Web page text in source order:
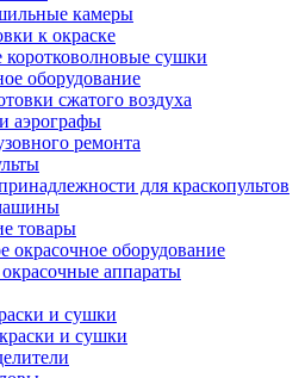
камеры
к окраске
сушки
оборудование
сжатого воздуха
аэрографы
ремонта
для краскопультов
товары
оборудование
аппараты
и сушки
и сушки